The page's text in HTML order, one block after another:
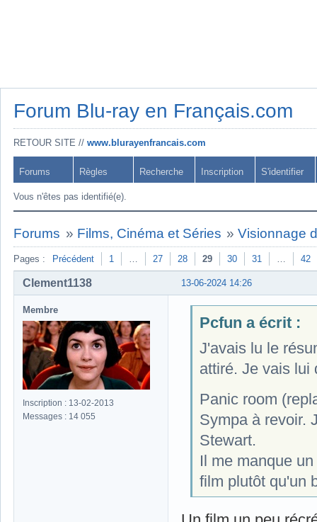
Forum Blu-ray en Français.com
RETOUR SITE // www.blurayenfrancais.com
Forums Règles Recherche Inscription S'identifier
Vous n'êtes pas identifié(e).
Forums » Films, Cinéma et Séries »Visionnage
Pages : Précédent 1 … 27 28 29 30 31 … 42
13-06-2024 14:26
Clement1138
Membre
Inscription : 13-02-2013
Messages : 14 055
Pcfun a écrit :
J'avais lu le
attiré. Je vais lui
Panic room
Sympa à revoir.
Stewart.
Il me manque
film plutôt qu'un